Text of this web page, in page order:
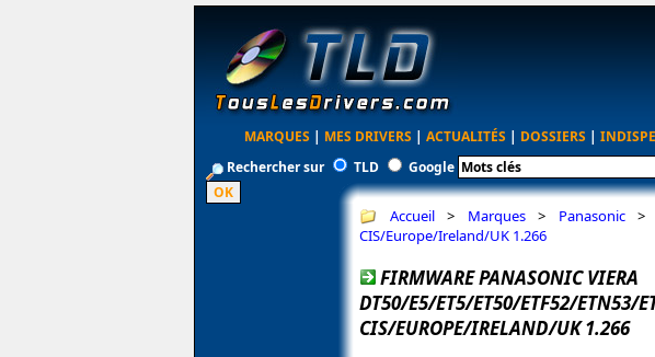
MARQUES | MES DRIVERS | ACTUALITÉS | DOSSIERS |
Rechercher sur
TLD Google
Accueil> Marques> Panasonic>
CIS/Europe/Ireland/UK 1.266
FIRMWARE PANASONIC VIERA
DT50/E5/ET5/ET50/ETF52/ETN53/
CIS/EUROPE/IRELAND/UK 1.266